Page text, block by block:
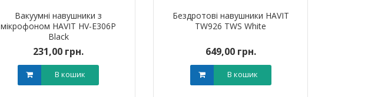
Вакуумні навушники з
мікрофоном HAVIT HV-E306P
Black
231,00 грн.
В кошик
Бездротові навушники HAVIT
TW926 TWS White
649,00 грн.
В кошик